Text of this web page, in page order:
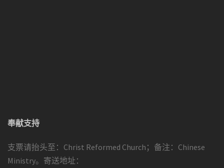
奉献支持
支票请抬头至：Christ Reformed Church；备注：Chinese
Ministry。寄送地址：